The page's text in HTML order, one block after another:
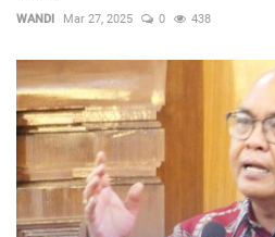
WANDI Mar 27, 2025 0 438